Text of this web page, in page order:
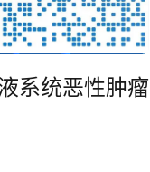
系统恶性肿瘤